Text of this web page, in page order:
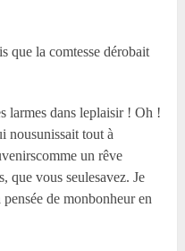
que la comtesse dérobait
larmes dans leplaisir ! Oh !
nousunissait tout à
un rêve
que vous seulesavez. Je
de monbonheur en